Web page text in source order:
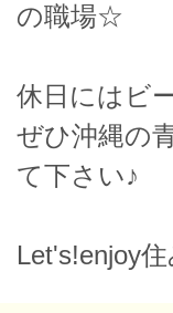
の職場☆
休日にはビ
ぜひ沖縄の
て下さい♪
Let's!enjoy